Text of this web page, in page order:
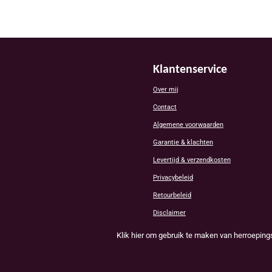
Klantenservice
Over mij
Contact
Algemene voorwaarden
Garantie & klachten
Levertijd & verzendkosten
Privacybeleid
Retourbeleid
Disclaimer
Klik hier om gebruik te maken van